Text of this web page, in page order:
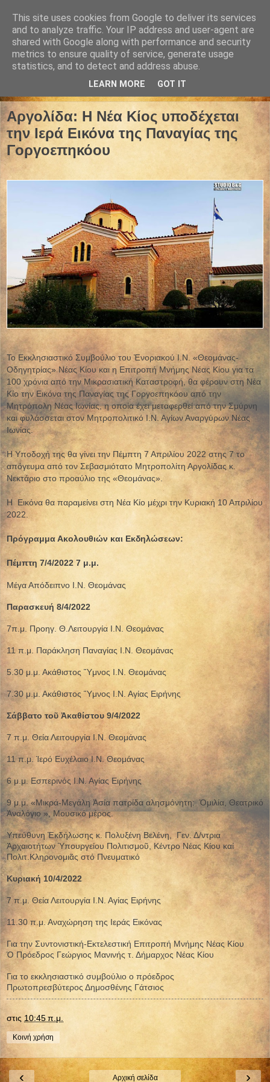
Αργολίδα: Η Νέα Κίος υποδέχεται
την Ιερά Εικόνα της Παναγίας της
Γοργοεπηκόου
Το Εκκλησιαστικό Συμβούλιο του Ἐνοριακού Ι.Ν. «Θεομάνας-
Οδηγητρίας» Νέας Κίου και η Επιτροπή Μνήμης Νέας Κίου για τα
100 χρόνια από την Μικρασιατική Καταστροφή, θα φέρουν στη Νέα
Κίο την Εικόνα της Παναγίας της Γοργοεπηκόου από την
Μητρόπολη Νέας Ιωνίας, η οποία έχει μεταφερθεί από την Σμύρνη
και φυλάσσεται στον Μητροπολιτικό Ι.Ν. Αγίων Αναργύρων Νέας
Ιωνίας.
Η Υποδοχή της θα γίνει την Πέμπτη 7 Απριλίου 2022 στης 7 το
απόγευμα από τον Σεβασμιότατο Μητροπολίτη Αργολίδας κ.
Νεκτάριο στο προαύλιο της «Θεομάνας».
Η Εικόνα θα παραμείνει στη Νέα Κίο μέχρι την Κυριακή 10 Απριλίου
2022.
Πρόγραμμα Ακολουθιών και Εκδηλώσεων:
Πέμπτη 7/4/2022 7 μ.μ.
Μέγα Απόδειπνο Ι.Ν. Θεομάνας
Παρασκευή 8/4/2022
7π.μ. Προηγ. Θ.Λειτουργία Ι.Ν. Θεομάνας
11 π.μ. Παράκληση Παναγίας Ι.Ν. Θεομάνας
5.30 μ.μ. Ακάθιστος Ὕμνος Ι.Ν. Θεομάνας
7.30 μ.μ. Ακάθιστος Ὕμνος Ι.Ν. Αγίας Ειρήνης
Σάββατο τοῦ Ἀκαθίστου 9/4/2022
7 π.μ. Θεία Λειτουργία Ι.Ν. Θεομάνας
11 π.μ. Ἱερό Ευχέλαιο Ι.Ν. Θεομάνας
6 μ.μ. Εσπερινός Ι.Ν. Αγίας Ειρήνης
9 μ.μ. «Μικρά-Μεγάλη Ἀσία πατρίδα αλησμόνητη: Ὁμιλία, Θεατρικό
Ἀναλόγιο », Μουσικό μέρος.
Υπεύθυνη Ἐκδήλωσης κ. Πολυξένη Βελένη, Γεν. Δ/ντρια
Ἀρχαιοτήτων Ὑπουργείου Πολιτισμοῦ, Κέντρο Νέας Κίου καί
Πολιτ.Κληρονομιᾶς στό Πνευματικό
Κυριακή 10/4/2022
7 π.μ. Θεία Λειτουργία Ι.Ν. Αγίας Ειρήνης
11.30 π.μ. Αναχώρηση της Ιεράς Εικόνας
Για την Συντονιστική-Εκτελεστική Επιτροπή Μνήμης Νέας Κίου
Ὁ Πρόεδρος Γεώργιος Μανινής τ. Δήμαρχος Νέας Κίου
Για το εκκλησιαστικό συμβούλιο ο πρόεδρος
Πρωτοπρεσβύτερος Δημοσθένης Γάτσιος
στις 10:45 π.μ.
Κοινή χρήση
‹ ›
Αρχική σελίδα
This site uses cookies from Google to deliver its services
and to analyze traffic. Your IP address and user-agent are
shared with Google along with performance and security
metrics to ensure quality of service, generate usage
statistics, and to detect and address abuse.
LEARN MORE GOT IT